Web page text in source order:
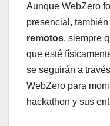
Aunque WebZero
presencial,
remotos, siempre
que esté
se seguirán a
WebZero para
hackathon y sus